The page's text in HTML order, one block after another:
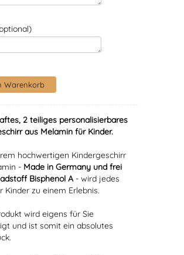
2 teiliges personalisierbares
aus Melamin für Kinder.
hochwertigen Kindergeschirr
- Made in Germany und frei
Bisphenol A- wird jedes
Kinder zu einem Erlebnis.
wird eigens für Sie
und ist somit ein absolutes